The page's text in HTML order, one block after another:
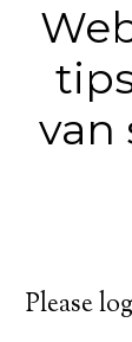
van
Please